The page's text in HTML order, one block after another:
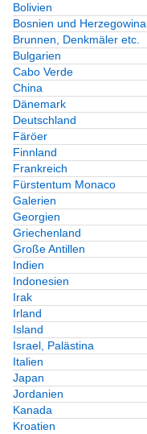
Bolivien
Bosnien und Herzegowina
Brunnen, Denkmäler etc.
Bulgarien
Cabo Verde
China
Dänemark
Deutschland
Färöer
Finnland
Frankreich
Fürstentum Monaco
Galerien
Georgien
Griechenland
Große Antillen
Indien
Indonesien
Irak
Irland
Island
Israel, Palästina
Italien
Japan
Jordanien
Kanada
Kroatien